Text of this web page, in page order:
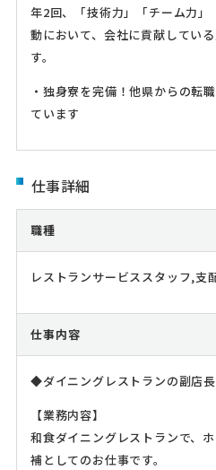
年2回、「技術力」「チーム力
動において、会社に貢献してい
す。
・独身寮を完備！他県からの転
ています
仕事詳細
職種
レストランサービススタッフ,支
仕事内容
◆ダイニングレストランの副店
【業務内容】
和食ダイニングレストランで、
補としてのお仕事です。